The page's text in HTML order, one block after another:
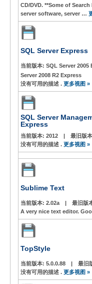
CD/DVD. **Some of
server software, server …
SQL Server Express
当前版本: SQL Server 2005
Server 2008 R2 Express
没有可用的描述 . 更多视图 »
SQL Server
Express
当前版本: 2012 | 最旧版
没有可用的描述 . 更多视图 »
Sublime Text
当前版本: 2.02a | 最旧版
A very nice text editor.
TopStyle
当前版本: 5.0.0.88 | 最旧
没有可用的描述 . 更多视图 »